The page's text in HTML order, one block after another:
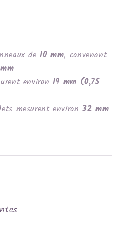
de10 mm, convenant
environ 19 mm (0,75
mesurent environ 32 mm